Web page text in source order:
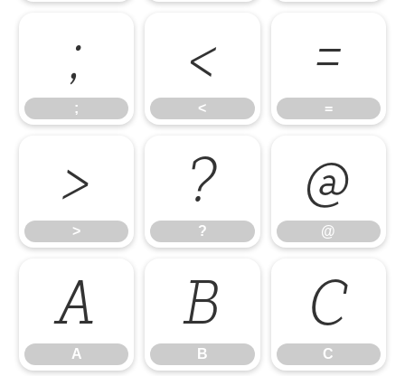
;
;
<
<
=
=
>
>
?
?
@
@
A
A
B
B
C
C